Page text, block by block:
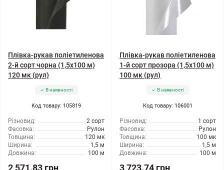
Плівка-рукав поліетиленова
2-й сорт чорна (1,5x100 м)
120 мк (рул)
В наявності
Код товару: 105819
Різновид:
2 сорт
Фасовка:
Рулон
Товщина:
120 мк
Ширина:
1,5 м
Довжина:
100 м
2 571.83 грн
Плівка-рукав поліетиленова
1-й сорт прозора (1,5x100 м)
100 мк (рул)
В наявності
Код товару: 106001
Різновид:
1 сорт
Фасовка:
Рулон
Товщина:
100 мк
Ширина:
1,5 м
Довжина:
100 м
3 723.74 грн